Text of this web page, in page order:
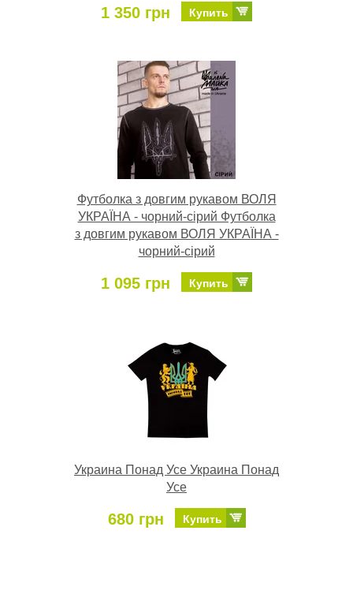
1 350 грн Купить
Футболка з довгим рукавом ВОЛЯ
УКРАЇНА - чорний-сірий Футболка
з довгим рукавом ВОЛЯ УКРАЇНА -
чорний-сірий
1 095 грн Купить
Украина Понад Усе Украина Понад
Усе
680 грн Купить